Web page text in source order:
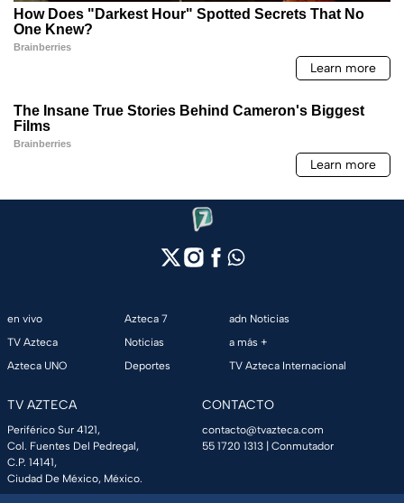
en vivo
TV Azteca
Azteca UNO
Azteca 7
Noticias
Deportes
adn Noticias
a más +
TV Azteca Internacional
TV AZTECA
Periférico Sur 4121,
Col. Fuentes Del Pedregal,
C.P. 14141,
Ciudad De México, México.
CONTACTO
contacto@tvazteca.com
55 1720 1313 | Conmutador